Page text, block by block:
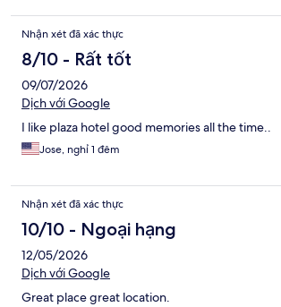
Nhận xét đã xác thực
8/10 - Rất tốt
09/07/2026
Dịch với Google
I like plaza hotel good memories all the time..
Jose, nghỉ 1 đêm
Nhận xét đã xác thực
10/10 - Ngoại hạng
12/05/2026
Dịch với Google
Great place great location.